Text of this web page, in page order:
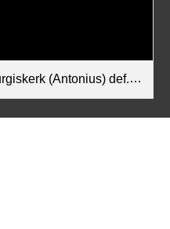
(Antonius) def.pdf